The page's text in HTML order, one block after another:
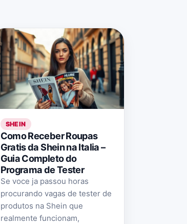
SHEIN
Como Receber Roupas
Gratis da Shein na Italia –
Guia Completo do
Programa de Tester
Se voce ja passou horas
procurando vagas de tester de
produtos na Shein que
realmente funcionam,